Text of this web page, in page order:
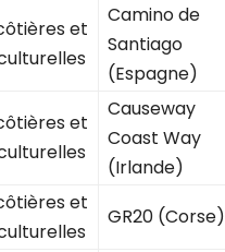
et
Camino de
Santiago
(Espagne)
et
Causeway
Coast Way
(Irlande)
et
GR20 (Corse)